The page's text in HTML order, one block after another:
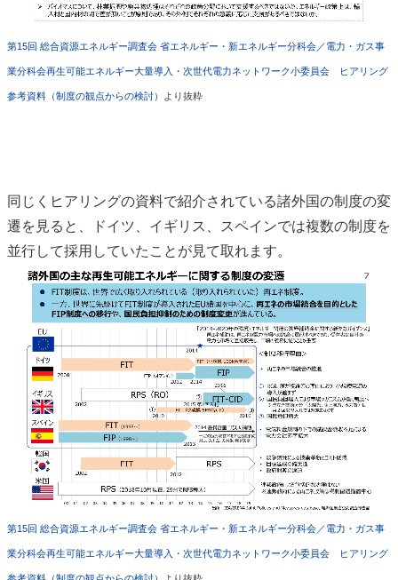
第15回 総合資源エネルギー調査会 省エネルギー・新エネルギー分科会／電力・ガス事
業分科会再生可能エネルギー大量導入・次世代電力ネットワーク小委員会 ヒアリング
参考資料（制度の観点からの検討） より抜粋
同じくヒアリングの資料で紹介されている諸外国の制度の変
遷を見ると、ドイツ、イギリス、スペインでは複数の制度を
並行して採用していたことが見て取れます。
第15回 総合資源エネルギー調査会 省エネルギー・新エネルギー分科会／電力・ガス事
業分科会再生可能エネルギー大量導入・次世代電力ネットワーク小委員会 ヒアリング